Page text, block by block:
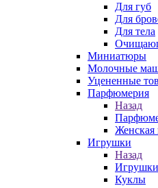
Для губ
Для
Для тела
Миниатюры
Молочные
Уцененные
Парфюмерия
Назад
Игрушки
Назад
Игрушки
Куклы